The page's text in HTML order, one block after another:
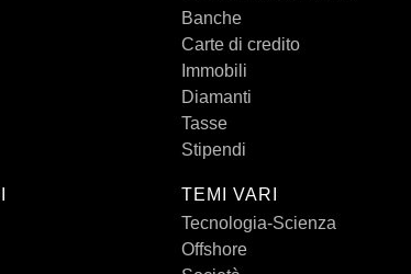
Banche
Carte di credito
Immobili
Diamanti
Tasse
Stipendi
TEMI VARI
Tecnologia-Scienza
Offshore